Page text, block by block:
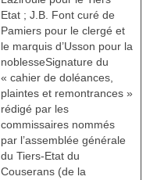
Etat ; J.B. Font curé de
Pamiers pour le clergé et
le marquis d’Usson pour la
noblesseSignature du
« cahier de doléances,
plaintes et remontrances »
rédigé par les
commissaires nommés
par l’assemblée générale
du Tiers-Etat du
Couserans (de la